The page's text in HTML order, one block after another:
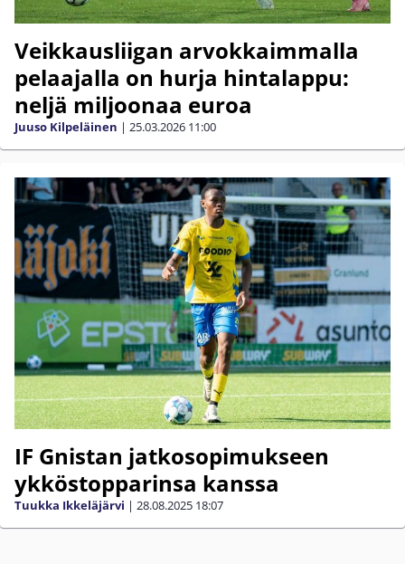
Veikkausliigan arvokkaimmalla
pelaajalla on hurja hintalappu:
neljä miljoonaa euroa
Juuso Kilpeläinen | 25.03.2026 11:00
IF Gnistan jatkosopimukseen
ykköstopparinsa kanssa
Tuukka Ikkeläjärvi | 28.08.2025 18:07